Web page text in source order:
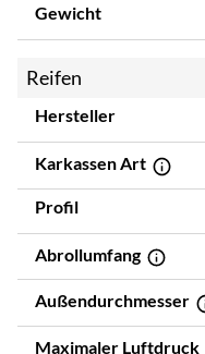
Gewicht
Reifen
Hersteller
Karkassen Art
Profil
Abrollumfang
Außendurchmesser
Maximaler Luftdruck